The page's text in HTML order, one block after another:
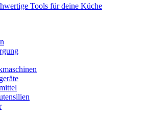
Tools für deine Küche